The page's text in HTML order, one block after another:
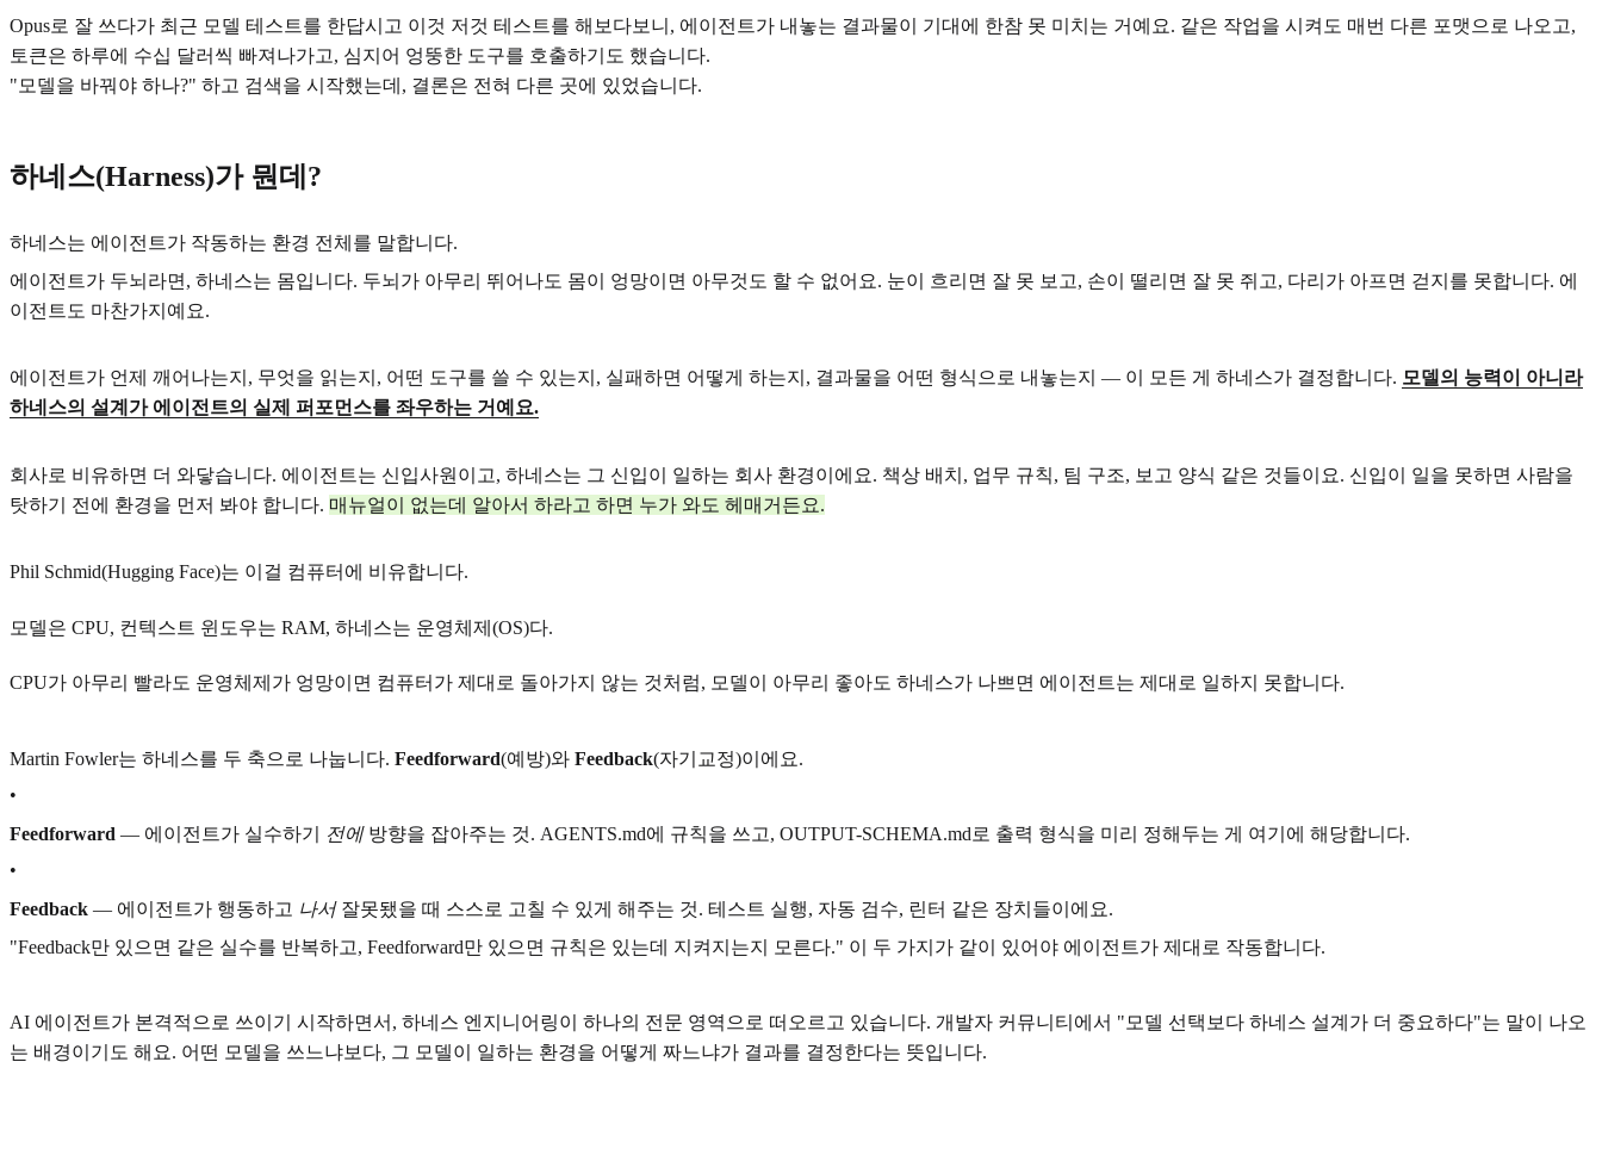
Opus로 잘 쓰다가 최근 모델 테스트를 한답시고 이것 저것 테스트를 해보다보니, 에이전트가 내놓는 결과물이 기대에 한참 못 미치는 거예요. 같은 작업을 시켜도 매번 다른 포맷으로 나오고,
토큰은 하루에 수십 달러씩 빠져나가고, 심지어 엉뚱한 도구를 호출하기도 했습니다.
"모델을 바꿔야 하나?" 하고 검색을 시작했는데, 결론은 전혀 다른 곳에 있었습니다.
하네스(Harness)가 뭔데?
하네스는 에이전트가 작동하는 환경 전체를 말합니다.
에이전트가 두뇌라면, 하네스는 몸입니다. 두뇌가 아무리 뛰어나도 몸이 엉망이면 아무것도 할 수 없어요. 눈이 흐리면 잘 못 보고, 손이 떨리면 잘 못 쥐고, 다리가 아프면 걷지를 못합니다. 에
이전트도 마찬가지예요.
에이전트가 언제 깨어나는지, 무엇을 읽는지, 어떤 도구를 쓸 수 있는지, 실패하면 어떻게 하는지, 결과물을 어떤 형식으로 내놓는지 — 이 모든 게 하네스가 결정합니다. 모델의 능력이 아니라
하네스의 설계가 에이전트의 실제 퍼포먼스를 좌우하는 거예요.
회사로 비유하면 더 와닿습니다. 에이전트는 신입사원이고, 하네스는 그 신입이 일하는 회사 환경이에요. 책상 배치, 업무 규칙, 팀 구조, 보고 양식 같은 것들이요. 신입이 일을 못하면 사람을
탓하기 전에 환경을 먼저 봐야 합니다. 매뉴얼이 없는데 알아서 하라고 하면 누가 와도 헤매거든요.
Phil Schmid(Hugging Face)는 이걸 컴퓨터에 비유합니다.
모델은 CPU, 컨텍스트 윈도우는 RAM, 하네스는 운영체제(OS)다.
CPU가 아무리 빨라도 운영체제가 엉망이면 컴퓨터가 제대로 돌아가지 않는 것처럼, 모델이 아무리 좋아도 하네스가 나쁘면 에이전트는 제대로 일하지 못합니다.
Martin Fowler는 하네스를 두 축으로 나눕니다. Feedforward(예방)와 Feedback(자기교정)이에요.
•
Feedforward — 에이전트가 실수하기 전에방향을 잡아주는 것. AGENTS.md에 규칙을 쓰고, OUTPUT-SCHEMA.md로 출력 형식을 미리 정해두는 게 여기에 해당합니다.
•
Feedback — 에이전트가 행동하고 나서잘못됐을 때 스스로 고칠 수 있게 해주는 것. 테스트 실행, 자동 검수, 린터 같은 장치들이에요.
"Feedback만 있으면 같은 실수를 반복하고, Feedforward만 있으면 규칙은 있는데 지켜지는지 모른다." 이 두 가지가 같이 있어야 에이전트가 제대로 작동합니다.
AI 에이전트가 본격적으로 쓰이기 시작하면서, 하네스 엔지니어링이 하나의 전문 영역으로 떠오르고 있습니다. 개발자 커뮤니티에서 "모델 선택보다 하네스 설계가 더 중요하다"는 말이 나오
는 배경이기도 해요. 어떤 모델을 쓰느냐보다, 그 모델이 일하는 환경을 어떻게 짜느냐가 결과를 결정한다는 뜻입니다.